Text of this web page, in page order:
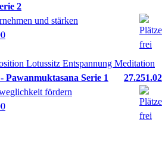
2
und stärken
Pawanmuktasana Serie 1
27.251.02
fördern